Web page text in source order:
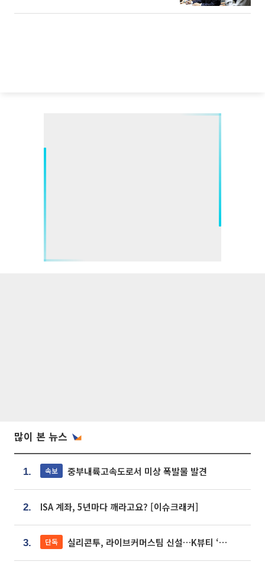
많이 본 뉴스
1. 속보 중부내륙고속도로서 미상 폭발물 발견
2. ISA 계좌, 5년마다 깨라고요? [이슈크래커]
3. 단독 실리콘투, 라이브커머스팀 신설…K뷰티 ‘글로벌 판매망’ 확대[K뷰티 라방戰]